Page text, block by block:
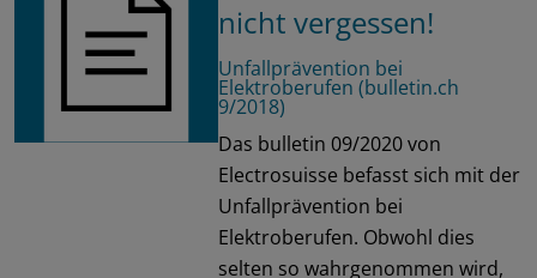
nicht vergessen!
Unfallprävention bei
Elektroberufen (bulletin.ch
9/2018)
Das bulletin 09/2020 von
Electrosuisse befasst sich mit der
Unfallprävention bei
Elektroberufen. Obwohl dies
selten so wahrgenommen wird,